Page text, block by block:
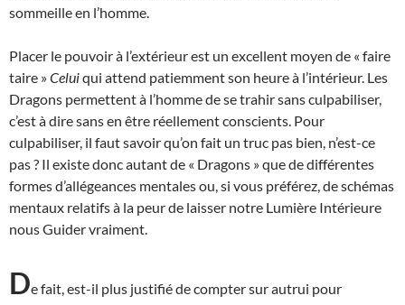
sommeille en l’homme.
Placer le pouvoir à l’extérieur est un excellent moyen de « faire
taire »Celuiqui attend patiemment son heure à l’intérieur. Les
Dragons permettent à l’homme de se trahir sans culpabiliser,
c’est à dire sans en être réellement conscients. Pour
culpabiliser, il faut savoir qu’on fait un truc pas bien, n’est-ce
pas ? Il existe donc autant de « Dragons » que de différentes
formes d’allégeances mentales ou, si vous préférez, de schémas
mentaux relatifs à la peur de laisser notre Lumière Intérieure
nous Guider vraiment.
De fait, est-il plus justifié de compter sur autrui pour